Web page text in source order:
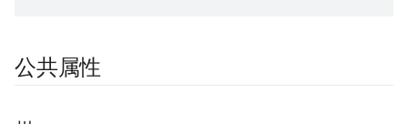
公共属性